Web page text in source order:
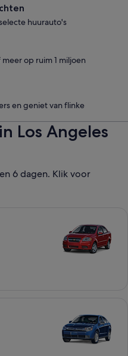
huurauto's
op ruim 1 miljoen
en geniet van flinke
Los Angeles
6 dagen. Klik voor